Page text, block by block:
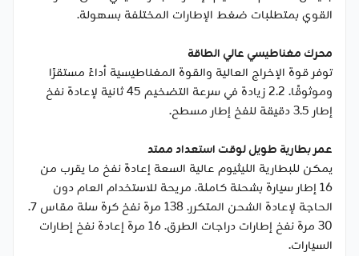
القوي بمتطلبات ضغط الإطارات المختلفة بسهولة.
محرك مغناطيسي عالي الطاقة
توفر قوة الإخراج العالية والقوة المغناطيسية أداءً مستقرًا
وموثوقًا. 2.2 زيادة في سرعة التضخيم 45 ثانية لإعادة نفخ
إطار 3.5 دقيقة لنفخ إطار مسطح.
عمر بطارية طويل لوقت استعداد ممتد
يمكن للبطارية الليثيوم عالية السعة إعادة نفخ ما يقرب من
16 إطار سيارة بشحنة كاملة. مريحة للاستخدام العام دون
الحاجة لإعادة الشحن المتكرر. 138 مرة نفخ كرة سلة مقاس 7.
30 مرة نفخ إطارات دراجات الطرق. 16 مرة إعادة نفخ إطارات
السيارات.